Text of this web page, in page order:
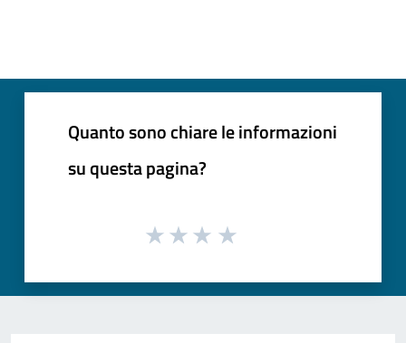
Quanto sono chiare le informazioni
su questa pagina?